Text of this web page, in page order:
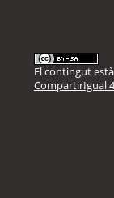
El contingut
CompartirIgual